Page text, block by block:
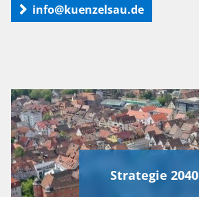
info@kuenzelsau.de
Strategie 2040